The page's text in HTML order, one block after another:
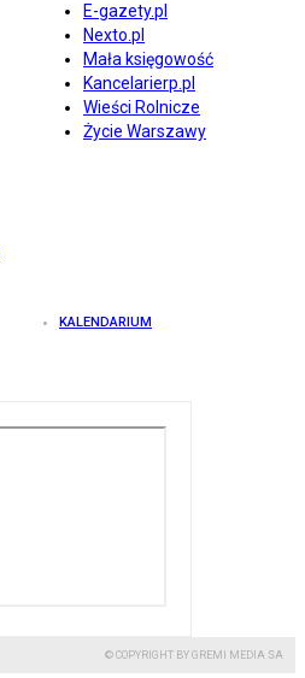
E-gazety.pl
Nexto.pl
Mała księgowość
Kancelarierp.pl
Wieści Rolnicze
Życie Warszawy
KALENDARIUM
© COPYRIGHT BY GREMI MEDIA SA